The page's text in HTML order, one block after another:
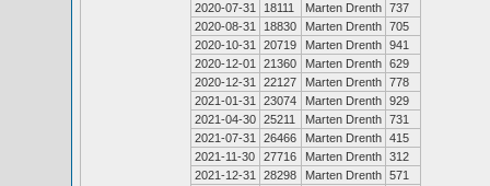
2020-07-31
18111 Marten Drenth 737
2020-08-31
18830 Marten Drenth 705
2020-10-31
20719 Marten Drenth 941
2020-12-01
21360 Marten Drenth 629
2020-12-31
22127 Marten Drenth 778
2021-01-31
23074 Marten Drenth 929
2021-04-30 25211 Marten Drenth 731
2021-07-31
26466 Marten Drenth 415
2021-11-30
27716 Marten Drenth 312
2021-12-31
28298 Marten Drenth 571